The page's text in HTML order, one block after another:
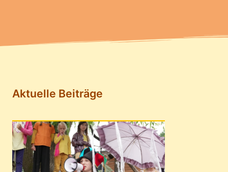
Aktuelle Beiträge